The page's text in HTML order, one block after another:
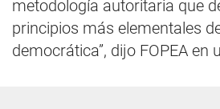
metodología autoritaria que
principios más elementales
democrática”, dijo FOPEA en